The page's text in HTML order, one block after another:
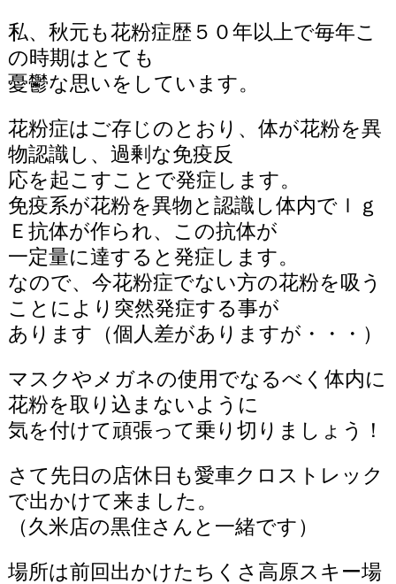
私、秋元も花粉症歴５０年以上で毎年こ
の時期はとても
憂鬱な思いをしています。
花粉症はご存じのとおり、体が花粉を異
物認識し、過剰な免疫反
応を起こすことで発症します。
免疫系が花粉を異物と認識し体内でｌｇ
Ｅ抗体が作られ、この抗体が
一定量に達すると発症します。
なので、今花粉症でない方の花粉を吸う
ことにより突然発症する事が
あります（個人差がありますが・・・）
マスクやメガネの使用でなるべく体内に
花粉を取り込まないように
気を付けて頑張って乗り切りましょう！
さて先日の店休日も愛車クロストレック
で出かけて来ました。
（久米店の黒住さんと一緒です）
場所は前回出かけたちくさ高原スキー場